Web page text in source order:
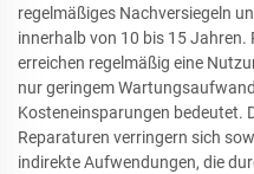
regelmäßiges Nachversiegeln
innerhalb von 10 bis 15
erreichen regelmäßig eine
nur geringem
Kosteneinsparungen bedeutet.
Reparaturen verringern sich
indirekte Aufwendungen, die